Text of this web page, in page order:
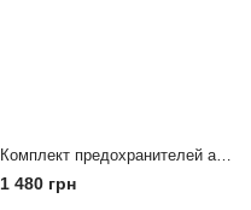
Комплект предохранителей автомобильных 267шт. JTC 2021
1 480 грн